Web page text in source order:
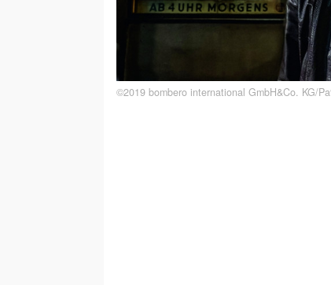
©2019 bombero international GmbH&Co. KG/